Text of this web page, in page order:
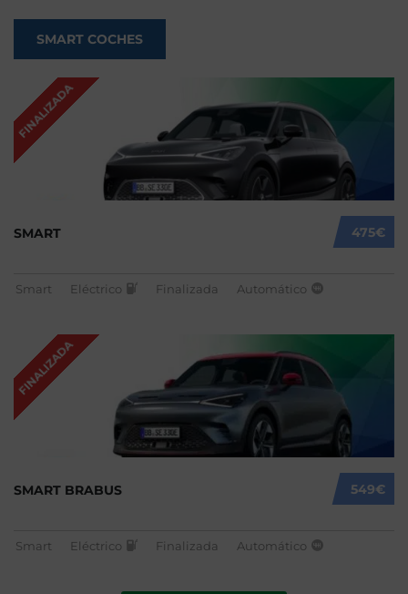
SMART COCHES
FINALIZADA
475€
SMART
Smart Eléctrico Finalizada Automático
FINALIZADA
549€
SMART BRABUS
Smart Eléctrico Finalizada Automático